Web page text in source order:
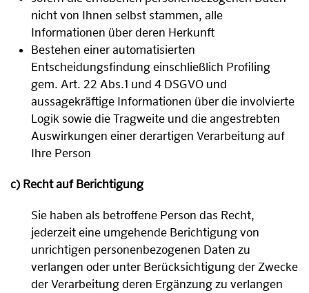
nicht von Ihnen selbst stammen, alle
Informationen über deren Herkunft
Bestehen einer automatisierten
Entscheidungsfindung einschließlich Profiling
gem. Art. 22 Abs.1 und 4 DSGVO und
aussagekräftige Informationen über die involvierte
Logik sowie die Tragweite und die angestrebten
Auswirkungen einer derartigen Verarbeitung auf
Ihre Person
c) Recht auf Berichtigung
Sie haben als betroffene Person das Recht,
jederzeit eine umgehende Berichtigung von
unrichtigen personenbezogenen Daten zu
verlangen oder unter Berücksichtigung der Zwecke
der Verarbeitung deren Ergänzung zu verlangen